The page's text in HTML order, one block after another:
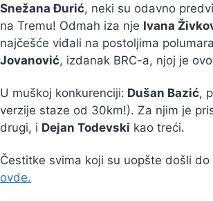
Snežana Đurić, neki su odavno
na Tremu! Odmah iza nje Ivana
najčešće viđali na postoljima
Jovanović, izdanak BRC-a, njoj je
U muškoj konkurenciji: Dušan Bazić,
verzije staze od 30km!). Za njim je
drugi, i Dejan Todevski kao treći.
Čestitke svima koji su uopšte došli
ovde.